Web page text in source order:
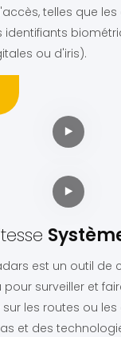
telles que
identifiants
ou d'iris).
est un outil de
surveiller et
les routes ou les
et des